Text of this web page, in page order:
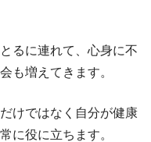
るに連れて、心身に不
も増えてきます。
けではなく自分が健康
に役に立ちます。